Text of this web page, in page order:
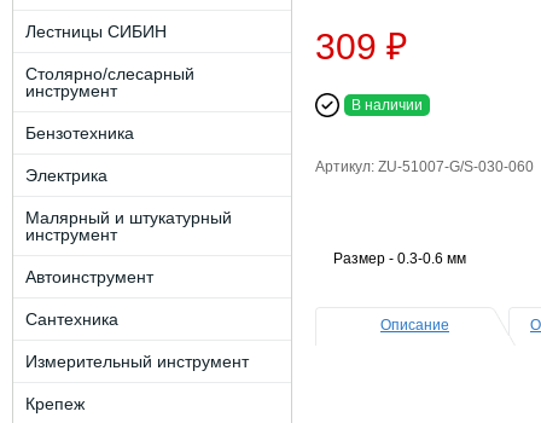
Лестницы СИБИН
Столярно/слесарный
инструмент
Бензотехника
Электрика
Малярный и штукатурный
инструмент
Автоинструмент
Сантехника
Измерительный инструмент
Крепеж
309 ₽
В наличии
Артикул: ZU-51007-G/S-030-060
Размер - 0.3-0.6 мм
Описание